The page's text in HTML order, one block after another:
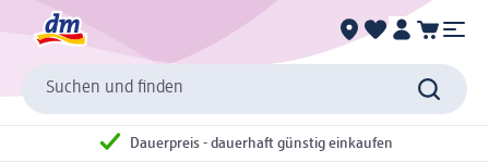
Suchen und finden
Dauerpreis - dauerhaft günstig einkaufen